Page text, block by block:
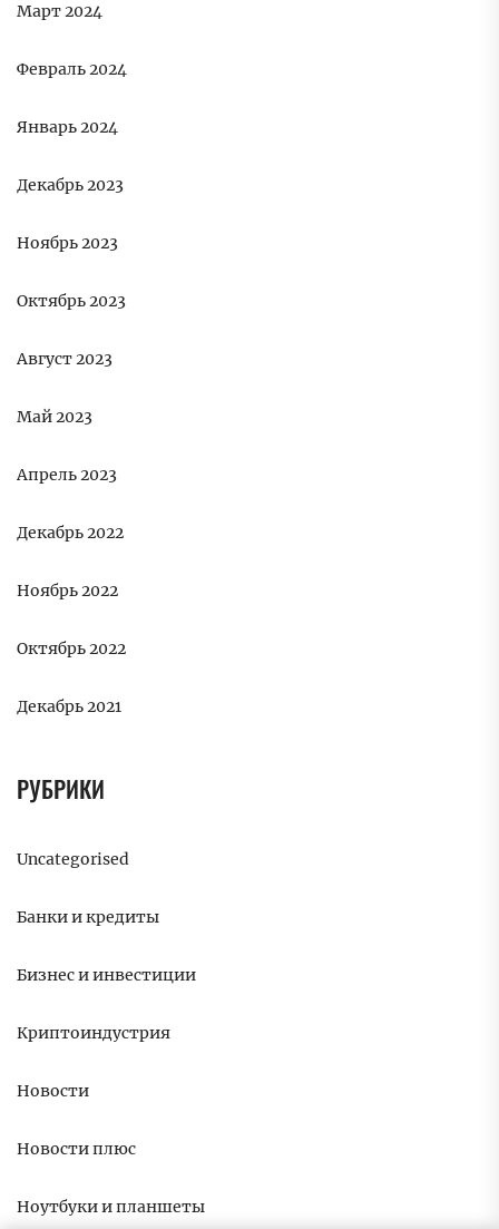
Март 2024
Февраль 2024
Январь 2024
Декабрь 2023
Ноябрь 2023
Октябрь 2023
Август 2023
Май 2023
Апрель 2023
Декабрь 2022
Ноябрь 2022
Октябрь 2022
Декабрь 2021
РУБРИКИ
Uncategorised
Банки и кредиты
Бизнес и инвестиции
Криптоиндустрия
Новости
Новости плюс
Ноутбуки и планшеты